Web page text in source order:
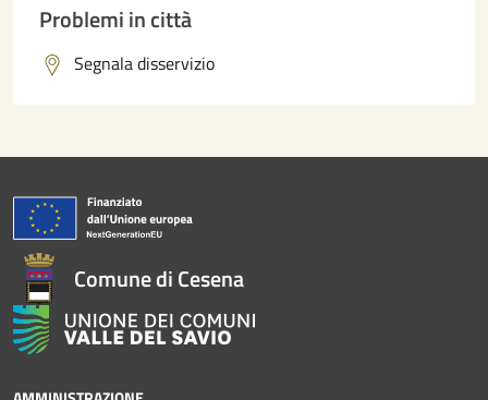
Problemi in città
Segnala disservizio
Comune di Cesena